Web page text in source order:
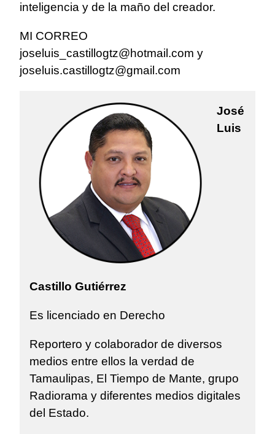
inteligencia y de la maño del creador.
MI CORREO
joseluis_castillogtz@hotmail.com y
joseluis.castillogtz@gmail.com
José
Luis
Castillo Gutiérrez
Es licenciado en Derecho
Reportero y colaborador de diversos
medios entre ellos la verdad de
Tamaulipas, El Tiempo de Mante, grupo
Radiorama y diferentes medios digitales
del Estado.